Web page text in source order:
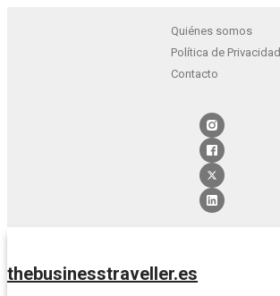
Quiénes somos
Política de Privacidad
Contacto
thebusinesstraveller.es